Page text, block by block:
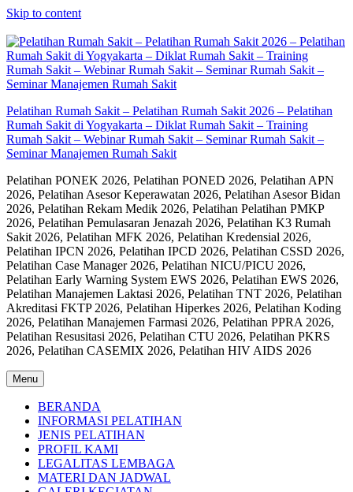
Skip to content
Pelatihan Rumah Sakit – Pelatihan Rumah Sakit 2026 – Pelatihan
Rumah Sakit di Yogyakarta – Diklat Rumah Sakit – Training
Rumah Sakit – Webinar Rumah Sakit – Seminar Rumah Sakit –
Seminar Manajemen Rumah Sakit
Pelatihan PONEK 2026, Pelatihan PONED 2026, Pelatihan APN
2026, Pelatihan Asesor Keperawatan 2026, Pelatihan Asesor Bidan
2026, Pelatihan Rekam Medik 2026, Pelatihan Pelatihan PMKP
2026, Pelatihan Pemulasaran Jenazah 2026, Pelatihan K3 Rumah
Sakit 2026, Pelatihan MFK 2026, Pelatihan Kredensial 2026,
Pelatihan IPCN 2026, Pelatihan IPCD 2026, Pelatihan CSSD 2026,
Pelatihan Case Manager 2026, Pelatihan NICU/PICU 2026,
Pelatihan Early Warning System EWS 2026, Pelatihan EWS 2026,
Pelatihan Manajemen Laktasi 2026, Pelatihan TNT 2026, Pelatihan
Akreditasi FKTP 2026, Pelatihan Hiperkes 2026, Pelatihan Koding
2026, Pelatihan Manajemen Farmasi 2026, Pelatihan PPRA 2026,
Pelatihan Resusitasi 2026, Pelatihan CTU 2026, Pelatihan PKRS
2026, Pelatihan CASEMIX 2026, Pelatihan HIV AIDS 2026
Menu
BERANDA
INFORMASI PELATIHAN
JENIS PELATIHAN
PROFIL KAMI
LEGALITAS LEMBAGA
MATERI DAN JADWAL